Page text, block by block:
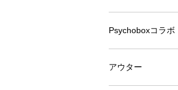
Psychoboxコラボ
アウター